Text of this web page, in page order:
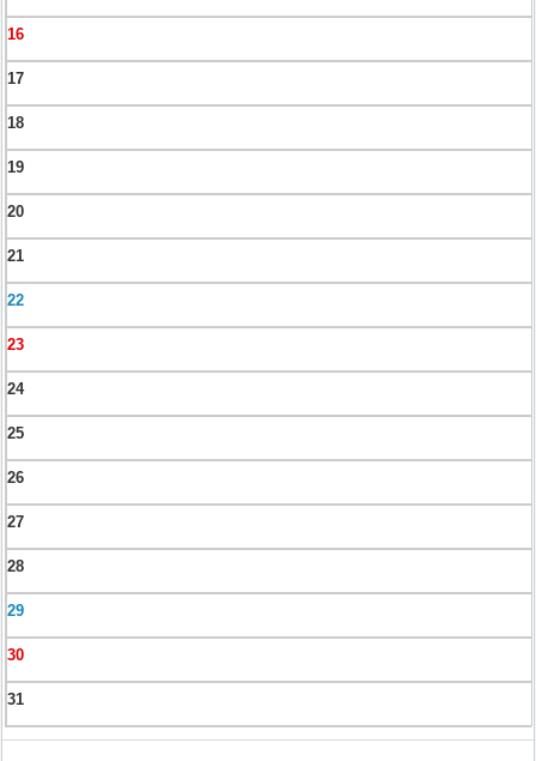
16
17
18
19
20
21
22
23
24
25
26
27
28
29
30
31